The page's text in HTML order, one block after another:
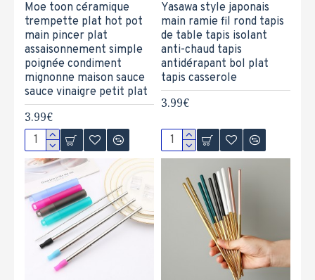
Moe toon céramique
trempette plat hot pot
main pincer plat
assaisonnement simple
poignée condiment
mignonne maison sauce
sauce vinaigre petit plat
3.99€
Yasawa style japonais
main ramie fil rond tapis
de table tapis isolant
anti-chaud tapis
antidérapant bol plat
tapis casserole
3.99€